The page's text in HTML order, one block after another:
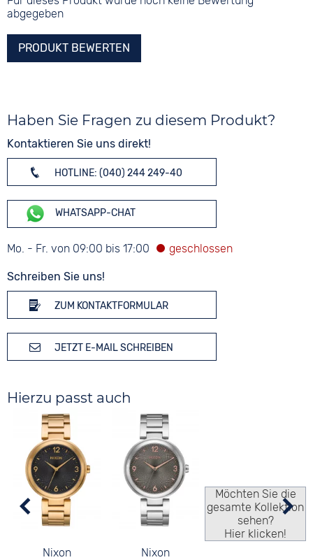
abgegeben
PRODUKT BEWERTEN
Haben Sie Fragen zu diesem Produkt?
Kontaktieren Sie uns direkt!
HOTLINE: (040) 244 249-40
WHATSAPP-CHAT
Mo. - Fr. von 09:00 bis 17:00
Schreiben Sie uns!
ZUM KONTAKTFORMULAR
JETZT E-MAIL SCHREIBEN
Hierzu passt auch
Nixon Nixon
Möchten Sie die
gesamte Kollektion
sehen?
Hier klicken!